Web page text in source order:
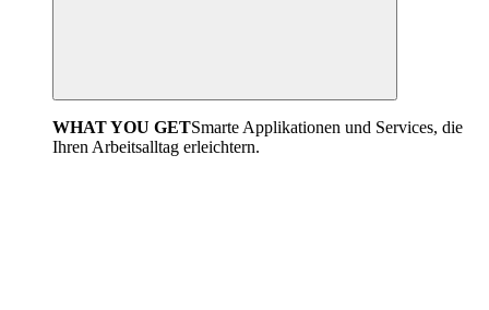
WHAT YOU GETSmarte Applikationen und Services, die
Ihren Arbeitsalltag erleichtern.